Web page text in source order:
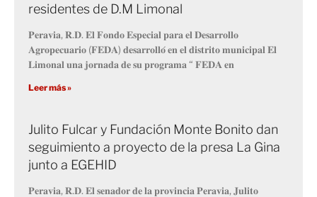
residentes de D.M Limonal
𝐏𝐞𝐫𝐚𝐯𝐢𝐚, 𝐑.𝐃. 𝐄𝐥 𝐅𝐨𝐧𝐝𝐨 𝐄𝐬𝐩𝐞𝐜𝐢𝐚𝐥 𝐩𝐚𝐫𝐚 𝐞𝐥 𝐃𝐞𝐬𝐚𝐫𝐫𝐨𝐥𝐥𝐨
𝐀𝐠𝐫𝐨𝐩𝐞𝐜𝐮𝐚𝐫𝐢𝐨 (𝐅𝐄𝐃𝐀) 𝐝𝐞𝐬𝐚𝐫𝐫𝐨𝐥𝐥𝐨́ 𝐞𝐧 𝐞𝐥 𝐝𝐢𝐬𝐭𝐫𝐢𝐭𝐨 𝐦𝐮𝐧𝐢𝐜𝐢𝐩𝐚𝐥 𝐄𝐥
𝐋𝐢𝐦𝐨𝐧𝐚𝐥 𝐮𝐧𝐚 𝐣𝐨𝐫𝐧𝐚𝐝𝐚 𝐝𝐞 𝐬𝐮 𝐩𝐫𝐨𝐠𝐫𝐚𝐦𝐚 “ 𝐅𝐄𝐃𝐀 𝐞𝐧
Leer más »
Julito Fulcar y Fundación Monte Bonito dan
seguimiento a proyecto de la presa La Gina
junto a EGEHID
𝐏𝐞𝐫𝐚𝐯𝐢𝐚, 𝐑.𝐃. 𝐄𝐥 𝐬𝐞𝐧𝐚𝐝𝐨𝐫 𝐝𝐞 𝐥𝐚 𝐩𝐫𝐨𝐯𝐢𝐧𝐜𝐢𝐚 𝐏𝐞𝐫𝐚𝐯𝐢𝐚, 𝐉𝐮𝐥𝐢𝐭𝐨